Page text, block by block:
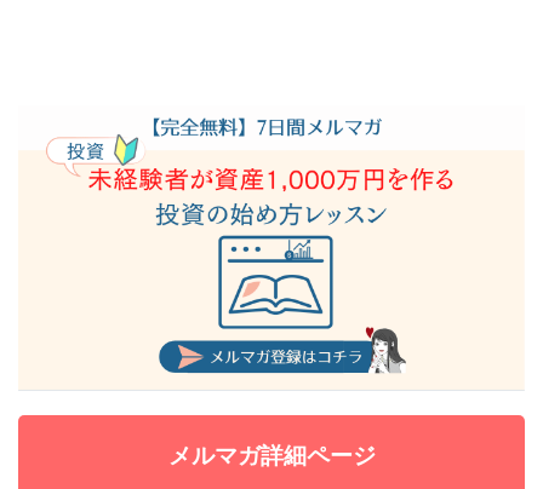
メルマガ詳細ページ